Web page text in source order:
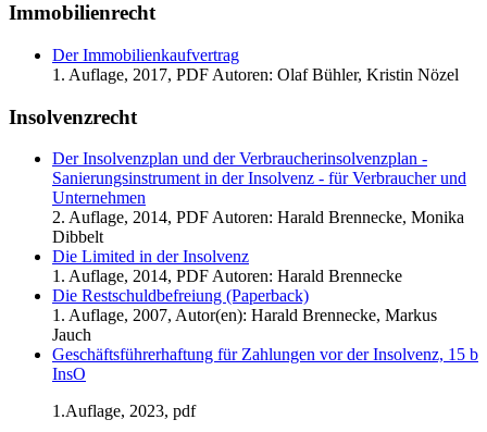
Immobilienrecht
Der Immobilienkaufvertrag
1. Auflage, 2017, PDF Autoren: Olaf Bühler, Kristin Nözel
Insolvenzrecht
Der Insolvenzplan und der Verbraucherinsolvenzplan -
Sanierungsinstrument in der Insolvenz - für Verbraucher und
Unternehmen
2. Auflage, 2014, PDF Autoren: Harald Brennecke, Monika
Dibbelt
Die Limited in der Insolvenz
1. Auflage, 2014, PDF Autoren: Harald Brennecke
Die Restschuldbefreiung (Paperback)
1. Auflage, 2007, Autor(en): Harald Brennecke, Markus
Jauch
Geschäftsführerhaftung für Zahlungen vor der Insolvenz, 15 b
InsO
1.Auflage, 2023, pdf